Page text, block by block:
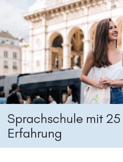
Sprachschule mit 25
Erfahrung